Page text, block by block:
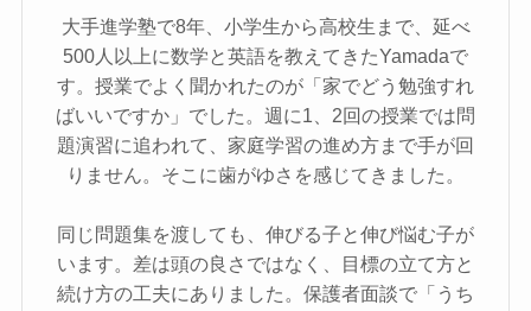
大手進学塾で8年、小学生から高校生まで、延べ
500人以上に数学と英語を教えてきたYamadaで
す。授業でよく聞かれたのが「家でどう勉強すれ
ばいいですか」でした。週に1、2回の授業では問
題演習に追われて、家庭学習の進め方まで手が回
りません。そこに歯がゆさを感じてきました。
同じ問題集を渡しても、伸びる子と伸び悩む子が
います。差は頭の良さではなく、目標の立て方と
続け方の工夫にありました。保護者面談で「うち